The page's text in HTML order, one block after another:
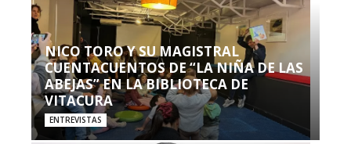
NICO TORO Y SU MAGISTRAL
CUENTACUENTOS DE “LA NIÑA DE LAS
ABEJAS” EN LA BIBLIOTECA DE
VITACURA
ENTREVISTAS